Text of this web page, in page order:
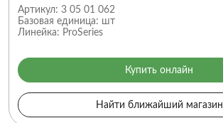
Артикул: 3 05 01 062
Базовая единица: шт
Линейка: ProSeries
Купить онлайн
Найти ближайший магазин